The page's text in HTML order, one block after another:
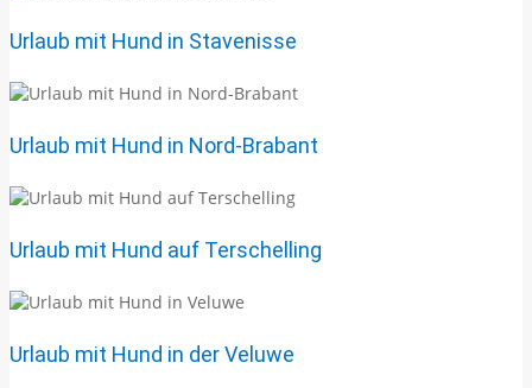
Urlaub mit Hund in Stavenisse
Urlaub mit Hund in Nord-Brabant
Urlaub mit Hund auf Terschelling
Urlaub mit Hund in der Veluwe